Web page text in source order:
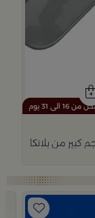
16 الى 31 يوم
كبير من بلانكا